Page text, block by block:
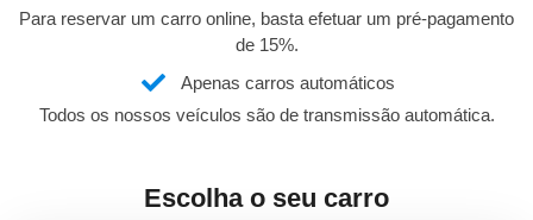
Para reservar um carro online, basta efetuar um pré-pagamento
de 15%.
Apenas carros automáticos
Todos os nossos veículos são de transmissão automática.
Escolha o seu carro